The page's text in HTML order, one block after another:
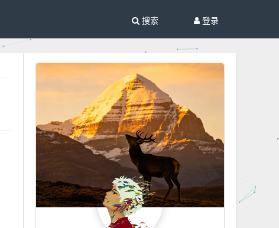
登录
搜索